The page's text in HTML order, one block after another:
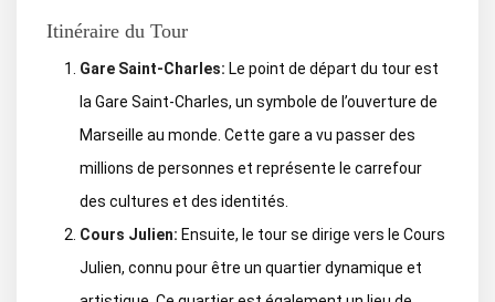
Itinéraire du Tour
Gare Saint-Charles: Le point de départ du tour est
la Gare Saint-Charles, un symbole de l’ouverture de
Marseille au monde. Cette gare a vu passer des
millions de personnes et représente le carrefour
des cultures et des identités.
Cours Julien: Ensuite, le tour se dirige vers le Cours
Julien, connu pour être un quartier dynamique et